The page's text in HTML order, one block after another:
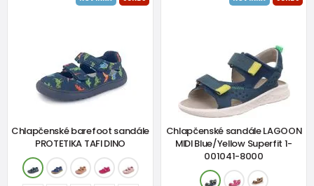
Chlapčenské barefoot sandále
PROTETIKA TAFI DINO
Chlapčenské sandále LAGOON
MIDI Blue/Yellow Superfit 1-
001041-8000